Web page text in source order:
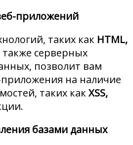
приложений
таких как HTML,
также серверных
позволит вам
на наличие
таких какXSS,
базами данных